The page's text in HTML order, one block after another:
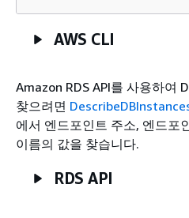
AWS CLI
Amazon RDS API를 사용하여
찾으려면
에서 엔드포인트 주소, 엔드포
이름의 값을 찾습니다.
RDS API